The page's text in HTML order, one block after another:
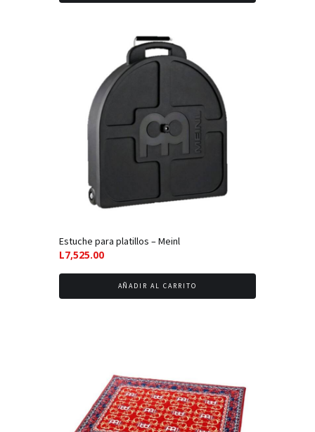
Estuche para platillos – Meinl
L7,525.00
AÑADIR AL CARRITO